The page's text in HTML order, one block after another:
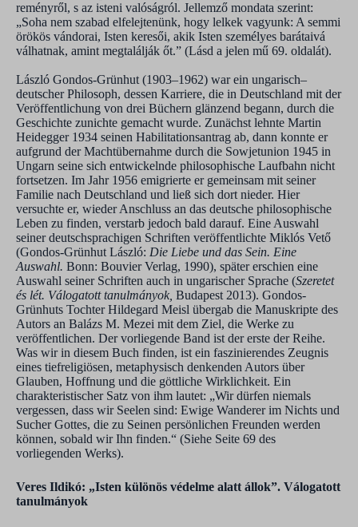
reményről, s az isteni valóságról. Jellemző mondata szerint:
„Soha nem szabad elfelejtenünk, hogy lelkek vagyunk: A semmi
örökös vándorai, Isten keresői, akik Isten személyes barátaivá
válhatnak, amint megtalálják őt.” (Lásd a jelen mű 69. oldalát).
László Gondos-Grünhut (1903‒1962) war ein ungarisch‒
deutscher Philosoph, dessen Karriere, die in Deutschland mit der
Veröffentlichung von drei Büchern glänzend begann, durch die
Geschichte zunichte gemacht wurde. Zunächst lehnte Martin
Heidegger 1934 seinen Habilitationsantrag ab, dann konnte er
aufgrund der Machtübernahme durch die Sowjetunion 1945 in
Ungarn seine sich entwickelnde philosophische Laufbahn nicht
fortsetzen. Im Jahr 1956 emigrierte er gemeinsam mit seiner
Familie nach Deutschland und ließ sich dort nieder. Hier
versuchte er, wieder Anschluss an das deutsche philosophische
Leben zu finden, verstarb jedoch bald darauf. Eine Auswahl
seiner deutschsprachigen Schriften veröffentlichte Miklós Vető
(Gondos-Grünhut László: Die Liebe und das Sein. Eine
Auswahl. Bonn: Bouvier Verlag, 1990), später erschien eine
Auswahl seiner Schriften auch in ungarischer Sprache (Szeretet
és lét. Válogatott tanulmányok, Budapest 2013). Gondos-
Grünhuts Tochter Hildegard Meisl übergab die Manuskripte des
Autors an Balázs M. Mezei mit dem Ziel, die Werke zu
veröffentlichen. Der vorliegende Band ist der erste der Reihe.
Was wir in diesem Buch finden, ist ein faszinierendes Zeugnis
eines tiefreligiösen, metaphysisch denkenden Autors über
Glauben, Hoffnung und die göttliche Wirklichkeit. Ein
charakteristischer Satz von ihm lautet: „Wir dürfen niemals
vergessen, dass wir Seelen sind: Ewige Wanderer im Nichts und
Sucher Gottes, die zu Seinen persönlichen Freunden werden
können, sobald wir Ihn finden.“ (Siehe Seite 69 des
vorliegenden Werks).
Veres Ildikó: „Isten különös védelme alatt állok”. Válogatott
tanulmányok